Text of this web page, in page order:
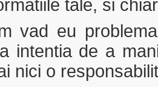
tale, si
vad eu
intentia de a
nici o